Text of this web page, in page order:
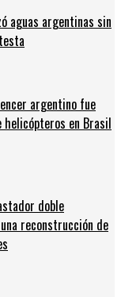
aguas argentinas sin
argentino fue
helicópteros en Brasil
doble
reconstrucción de